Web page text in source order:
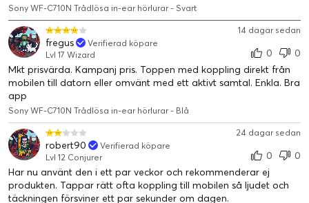
Sony WF-C710N Trådlösa in-ear hörlurar - Svart
14 dagar sedan
fregus
Verifierad köpare
Lvl 17 Wizard
0
0
Mkt prisvärda. Kampanj pris. Toppen med koppling direkt från
mobilen till datorn eller omvänt med ett aktivt samtal. Enkla. Bra
app
Sony WF-C710N Trådlösa in-ear hörlurar - Blå
24 dagar sedan
robert90
Verifierad köpare
Lvl 12 Conjurer
0
0
Har nu använt den i ett par veckor och rekommenderar ej
produkten. Tappar rätt ofta koppling till mobilen så ljudet och
täckningen försviner ett par sekunder om dagen.